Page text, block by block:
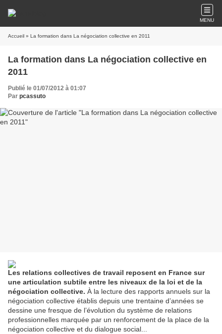
MENU
Accueil » La formation dans La négociation collective en 2011
La formation dans La négociation collective en
2011
Publié le 01/07/2012 à 01:07
Par pcassuto
Les relations collectives de travail reposent en France sur
une articulation subtile entre les niveaux de la loi et de la
négociation collective. À la lecture des rapports annuels sur la
négociation collective établis depuis une trentaine d’années se
dessine une fresque de l’évolution du système de relations
professionnelles marquée par un renforcement de la place de la
négociation collective et du dialogue social...